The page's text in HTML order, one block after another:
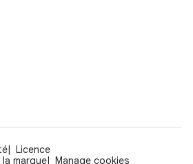
Licence
marque
Manage cookies